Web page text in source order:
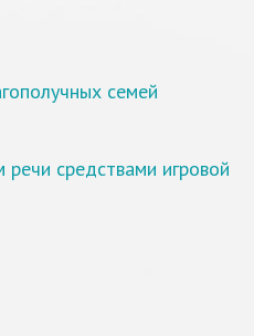
семей
средствами игровой